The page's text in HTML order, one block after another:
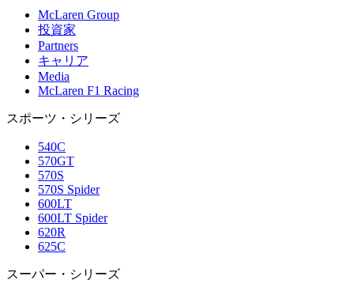
McLaren Group
投資家
Partners
キャリア
Media
McLaren F1 Racing
スポーツ・シリーズ
540C
570GT
570S
570S Spider
600LT
600LT Spider
620R
625C
スーパー・シリーズ